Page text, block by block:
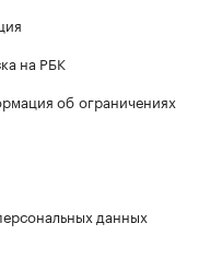
на РБК
об ограничениях
данных